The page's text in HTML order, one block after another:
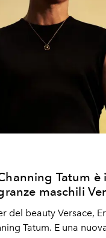
Tatum è
maschili
del beauty Versace,
Tatum. E una